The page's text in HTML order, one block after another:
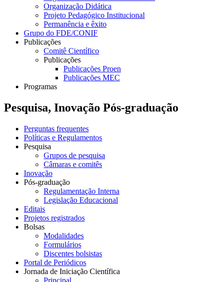
Organização Didática
Projeto Pedagógico Institucional
Permanência e êxito
Grupo do FDE/CONIF
Publicações
Comitê Científico
Publicações
Publicações Proen
Publicações MEC
Programas
Pesquisa, Inovação Pós-graduação
Perguntas frequentes
Políticas e Regulamentos
Pesquisa
Grupos de pesquisa
Câmaras e comitês
Inovação
Pós-graduação
Regulamentação Interna
Legislação Educacional
Editais
Projetos registrados
Bolsas
Modalidades
Formulários
Discentes bolsistas
Portal de Periódicos
Jornada de Iniciação Científica
Principal